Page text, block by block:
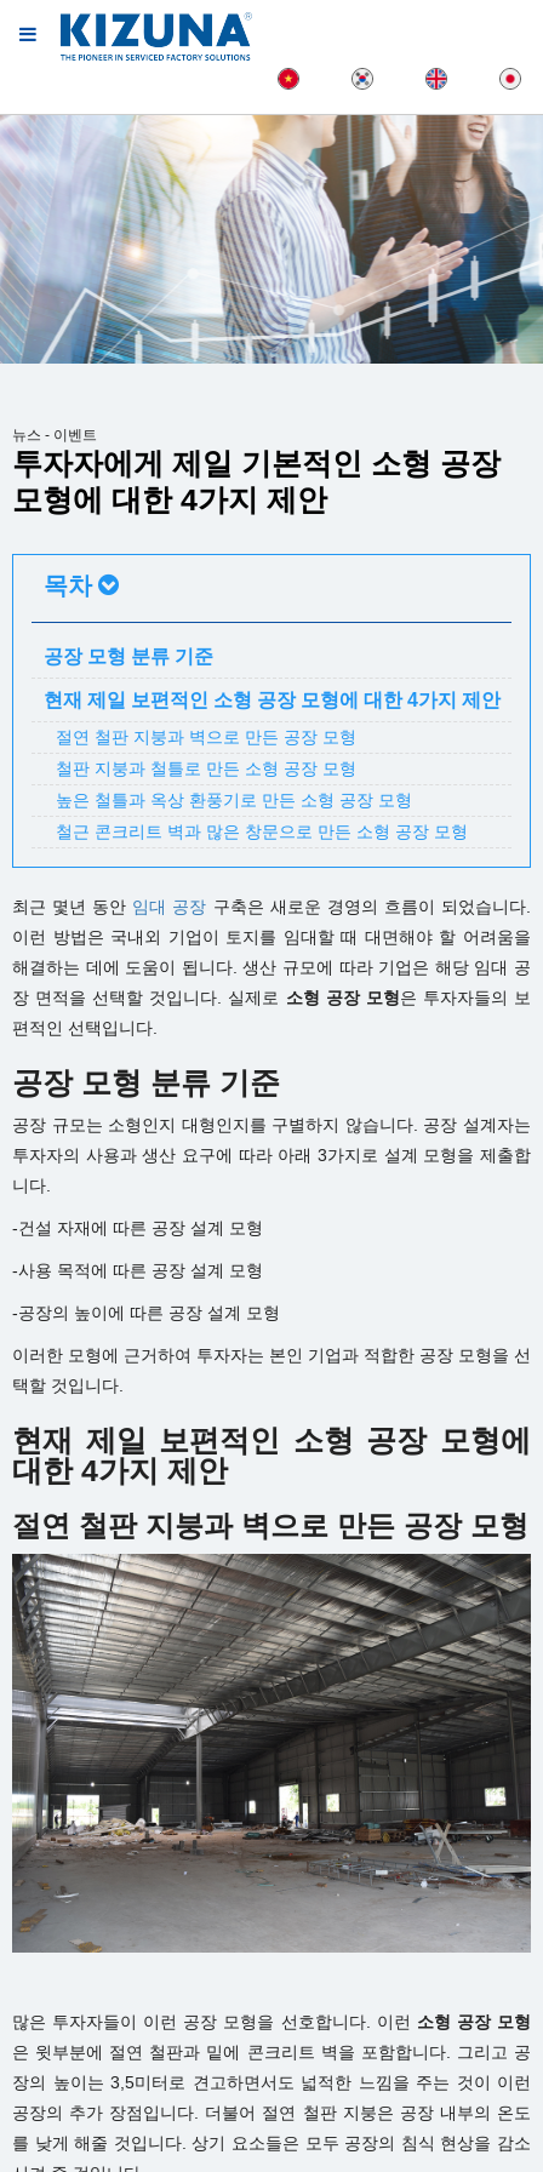
뉴스 - 이벤트
투자자에게 제일 기본적인 소형 공장
모형에 대한 4가지 제안
목차
공장 모형 분류 기준
현재 제일 보편적인 소형 공장 모형에 대한 4가지 제안
절연 철판 지붕과 벽으로 만든 공장 모형
철판 지붕과 철틀로 만든 소형 공장 모형
높은 철틀과 옥상 환풍기로 만든 소형 공장 모형
철근 콘크리트 벽과 많은 창문으로 만든 소형 공장 모형
최근 몇년 동안 임대 공장 구축은 새로운 경영의 흐름이 되었습니다.
이런 방법은 국내외 기업이 토지를 임대할 때 대면해야 할 어려움을
해결하는 데에 도움이 됩니다. 생산 규모에 따라 기업은 해당 임대 공
장 면적을 선택할 것입니다. 실제로 소형 공장 모형은 투자자들의 보
편적인 선택입니다.
공장 모형 분류 기준
공장 규모는 소형인지 대형인지를 구별하지 않습니다. 공장 설계자는
투자자의 사용과 생산 요구에 따라 아래 3가지로 설계 모형을 제출합
니다.
-건설 자재에 따른 공장 설계 모형
-사용 목적에 따른 공장 설계 모형
-공장의 높이에 따른 공장 설계 모형
이러한 모형에 근거하여 투자자는 본인 기업과 적합한 공장 모형을 선
택할 것입니다.
현재 제일 보편적인 소형 공장 모형에
대한 4가지 제안
절연 철판 지붕과 벽으로 만든 공장 모형
많은 투자자들이 이런 공장 모형을 선호합니다. 이런 소형 공장 모형
은 윗부분에 절연 철판과 밑에 콘크리트 벽을 포함합니다. 그리고 공
장의 높이는 3,5미터로 견고하면서도 넓적한 느낌을 주는 것이 이런
공장의 추가 장점입니다. 더불어 절연 철판 지붕은 공장 내부의 온도
를 낮게 해줄 것입니다. 상기 요소들은 모두 공장의 침식 현상을 감소